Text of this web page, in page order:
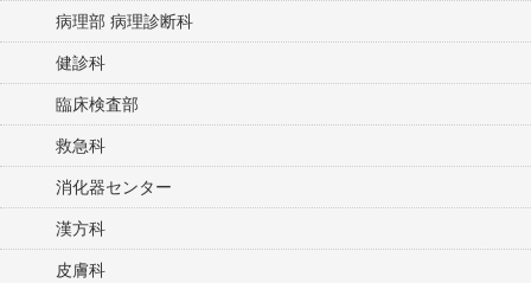
病理部 病理診断科
健診科
臨床検査部
救急科
消化器センター
漢方科
皮膚科